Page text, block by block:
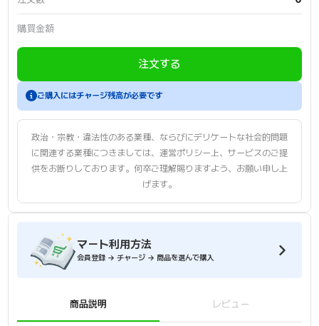
マート利用方法
会員登録 → チャージ → 商品を選んで購入
商品説明 レビュー
購買金額
注文する
ご購入にはチャージ残高が必要です
会員登録後、チャージしてからご注文ください。
政治・宗教・違法性のある業種、ならびにデリケートな社会的問題
に関連する業種につきましては、運営ポリシー上、サービスのご提
供をお断りしております。何卒ご理解賜りますよう、お願い申し上
げます。